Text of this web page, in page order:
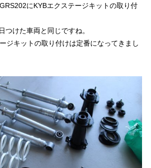
にKYBエクステージキットの取り付
つけた車両と同じですね。
ジキットの取り付けは定番になってきまし